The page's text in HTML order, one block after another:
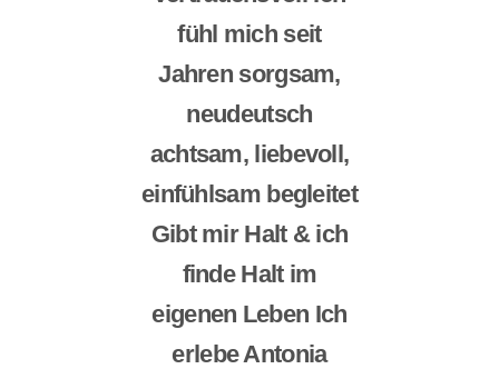
fühl mich seit
Jahren sorgsam,
neudeutsch
achtsam, liebevoll,
einfühlsam begleitet
Gibt mir Halt & ich
finde Halt im
eigenen Leben Ich
erlebe Antonia